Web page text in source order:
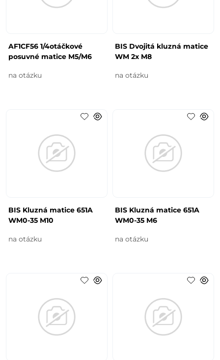
AF1CF56 1/4otáčkové
posuvné matice M5/M6
na otázku
BIS Dvojitá kluzná matice
WM 2x M8
na otázku
BIS Kluzná matice 651A
WM0-35 M10
na otázku
BIS Kluzná matice 651A
WM0-35 M6
na otázku